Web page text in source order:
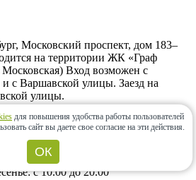
Московский проспект, дом 183–
на территории ЖК «Граф
Вход возможен с
с Варшавской улицы. Заезд на
улицы.
с 10.00 до 20.00
для повышения удобства работы пользователей
сайт вы даете свое согласие на эти действия.
ОК